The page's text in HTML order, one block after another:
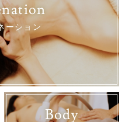
ーション
Body